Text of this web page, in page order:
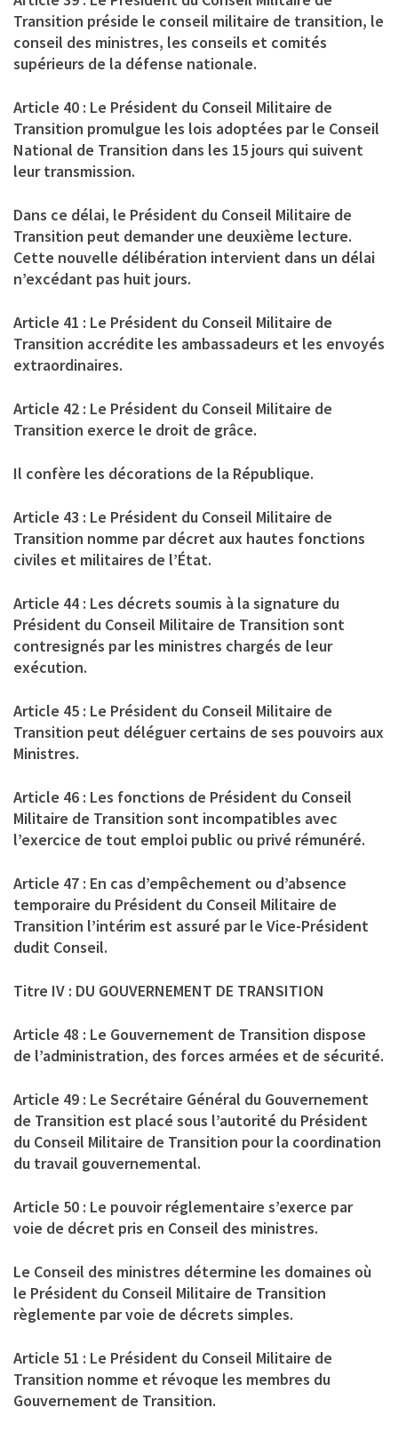
Transition préside le conseil militaire de transition, le
conseil des ministres, les conseils et comités
supérieurs de la défense nationale.
Article 40 : Le Président du Conseil Militaire de
Transition promulgue les lois adoptées par le Conseil
National de Transition dans les 15 jours qui suivent
leur transmission.
Dans ce délai, le Président du Conseil Militaire de
Transition peut demander une deuxième lecture.
Cette nouvelle délibération intervient dans un délai
n’excédant pas huit jours.
Article 41 : Le Président du Conseil Militaire de
Transition accrédite les ambassadeurs et les envoyés
extraordinaires.
Article 42 : Le Président du Conseil Militaire de
Transition exerce le droit de grâce.
Il confère les décorations de la République.
Article 43 : Le Président du Conseil Militaire de
Transition nomme par décret aux hautes fonctions
civiles et militaires de l’État.
Article 44 : Les décrets soumis à la signature du
Président du Conseil Militaire de Transition sont
contresignés par les ministres chargés de leur
exécution.
Article 45 : Le Président du Conseil Militaire de
Transition peut déléguer certains de ses pouvoirs aux
Ministres.
Article 46 : Les fonctions de Président du Conseil
Militaire de Transition sont incompatibles avec
l’exercice de tout emploi public ou privé rémunéré.
Article 47 : En cas d’empêchement ou d’absence
temporaire du Président du Conseil Militaire de
Transition l’intérim est assuré par le Vice-Président
dudit Conseil.
Titre IV : DU GOUVERNEMENT DE TRANSITION
Article 48 : Le Gouvernement de Transition dispose
de l’administration, des forces armées et de sécurité.
Article 49 : Le Secrétaire Général du Gouvernement
de Transition est placé sous l’autorité du Président
du Conseil Militaire de Transition pour la coordination
du travail gouvernemental.
Article 50 : Le pouvoir réglementaire s’exerce par
voie de décret pris en Conseil des ministres.
Le Conseil des ministres détermine les domaines où
le Président du Conseil Militaire de Transition
règlemente par voie de décrets simples.
Article 51 : Le Président du Conseil Militaire de
Transition nomme et révoque les membres du
Gouvernement de Transition.